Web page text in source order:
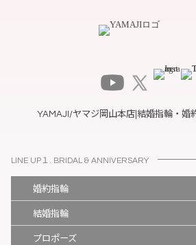
YAMAJI/ヤマジ岡山本店|結婚指輪・婚
LINE UP１. BRIDAL & ANNIVERSARY
婚約指輪
結婚指輪
プロポーズ